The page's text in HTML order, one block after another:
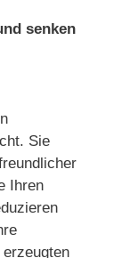
senken
Sie
Ihren